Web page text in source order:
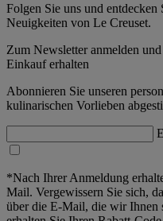
Folgen Sie uns und entdecken
Neuigkeiten von Le Creuset.
Zum Newsletter anmelden
Einkauf erhalten
Abonnieren Sie unseren
kulinarischen Vorlieben
*Nach Ihrer Anmeldung
Mail. Vergewissern Sie sich,
über die E-Mail, die wir Ihnen